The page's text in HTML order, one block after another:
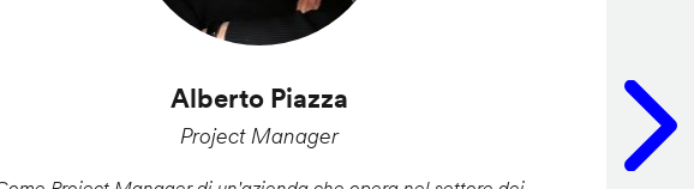
Alberto Piazza
Project Manager